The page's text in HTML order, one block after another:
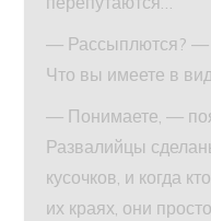
— Рассыплются? —
Что вы имеете в
— Понимаете, —
Развалийцы
кусочков, и когда
их краях, они